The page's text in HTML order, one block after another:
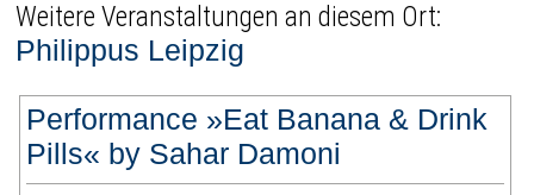
Weitere Veranstaltungen an diesem Ort:
Philippus Leipzig
Performance »Eat Banana & Drink
Pills« by Sahar Damoni